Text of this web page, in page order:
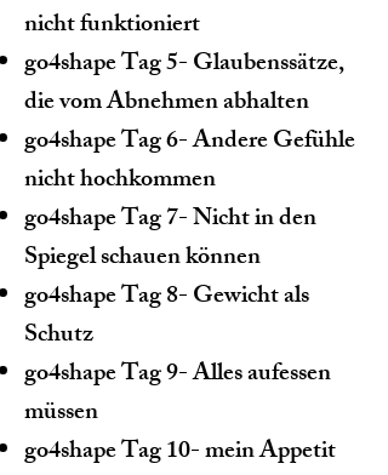
nicht funktioniert
go4shape Tag 5- Glaubenssätze,
die vom Abnehmen abhalten
go4shape Tag 6- Andere Gefühle
nicht hochkommen
go4shape Tag 7- Nicht in den
Spiegel schauen können
go4shape Tag 8- Gewicht als
Schutz
go4shape Tag 9- Alles aufessen
müssen
go4shape Tag 10- mein Appetit